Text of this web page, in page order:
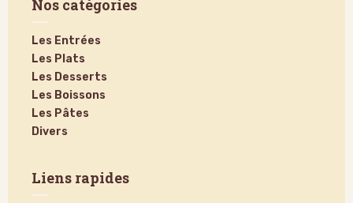
Nos catégories
Les Entrées
Les Plats
Les Desserts
Les Boissons
Les Pâtes
Divers
Liens rapides